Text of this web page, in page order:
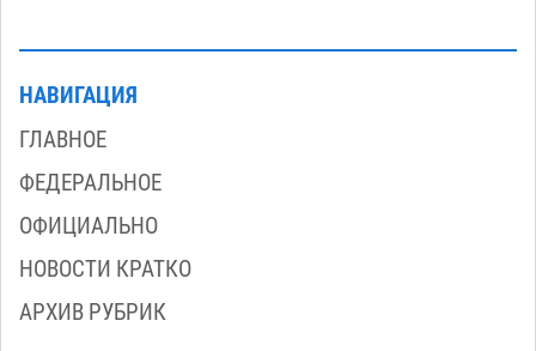
НАВИГАЦИЯ
ГЛАВНОЕ
ФЕДЕРАЛЬНОЕ
ОФИЦИАЛЬНО
НОВОСТИ КРАТКО
АРХИВ РУБРИК